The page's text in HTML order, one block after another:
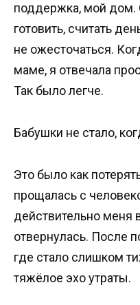
поддержка, мой дом.
готовить, считать
не ожесточаться.
маме, я отвечала
Так было легче.
Бабушки не стало,
Это было как
прощалась с
действительно меня
отвернулась. После
где стало слишком
тяжёлое эхо утраты.